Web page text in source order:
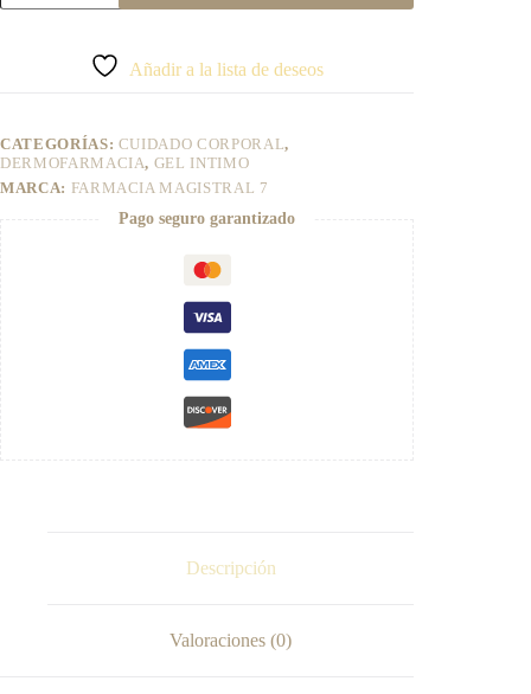
fisiológico
a
t
i
Añadir a la lista de deseos
CATEGORÍAS: CUIDADO CORPORAL,
DERMOFARMACIA, GEL INTIMO
MARCA: FARMACIA MAGISTRAL 7
Pago seguro garantizado
Descripción
Valoraciones (0)